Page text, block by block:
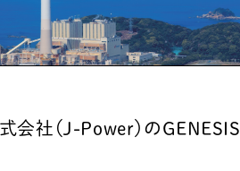
社（J-Power）の